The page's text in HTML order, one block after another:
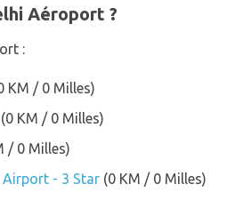
Aéroport ?
:
KM / 0 Milles)
(0 KM / 0 Milles)
/ 0 Milles)
Airport - 3 Star (0 KM / 0 Milles)